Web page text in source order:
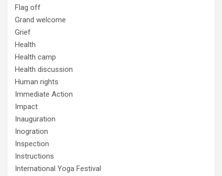
Flag off
Grand welcome
Grief
Health
Health camp
Health discussion
Human rights
Immediate Action
Impact
Inauguration
Inogration
Inspection
Instructions
International Yoga Festival